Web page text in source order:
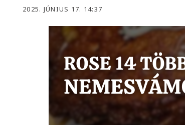
2025. JÚNIUS 17. 14:37